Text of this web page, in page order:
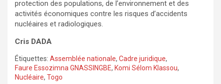
protection des populations, de l’environnement et des
activités économiques contre les risques d’accidents
nucléaires et radiologiques.
Cris DADA
Étiquettes: Assemblée nationale, Cadre juridique,
Faure Essozimna GNASSINGBE, Komi Sélom Klassou,
Nucléaire, Togo